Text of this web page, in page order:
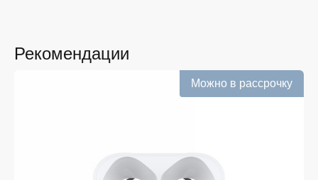
следим за новинками рынка и оперативно
добавляем их в каталог.
Подтверждённое наличие на складе.
Информация о наличии обновляется в режиме
прозрачны и соответствуют итоговой сумме при
оформлении заказа.
Рекомендации
Можно в рассрочку